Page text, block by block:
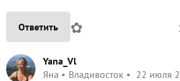
Ответить ✿
Yana_Vl
Яна
Владивосток 22 июля